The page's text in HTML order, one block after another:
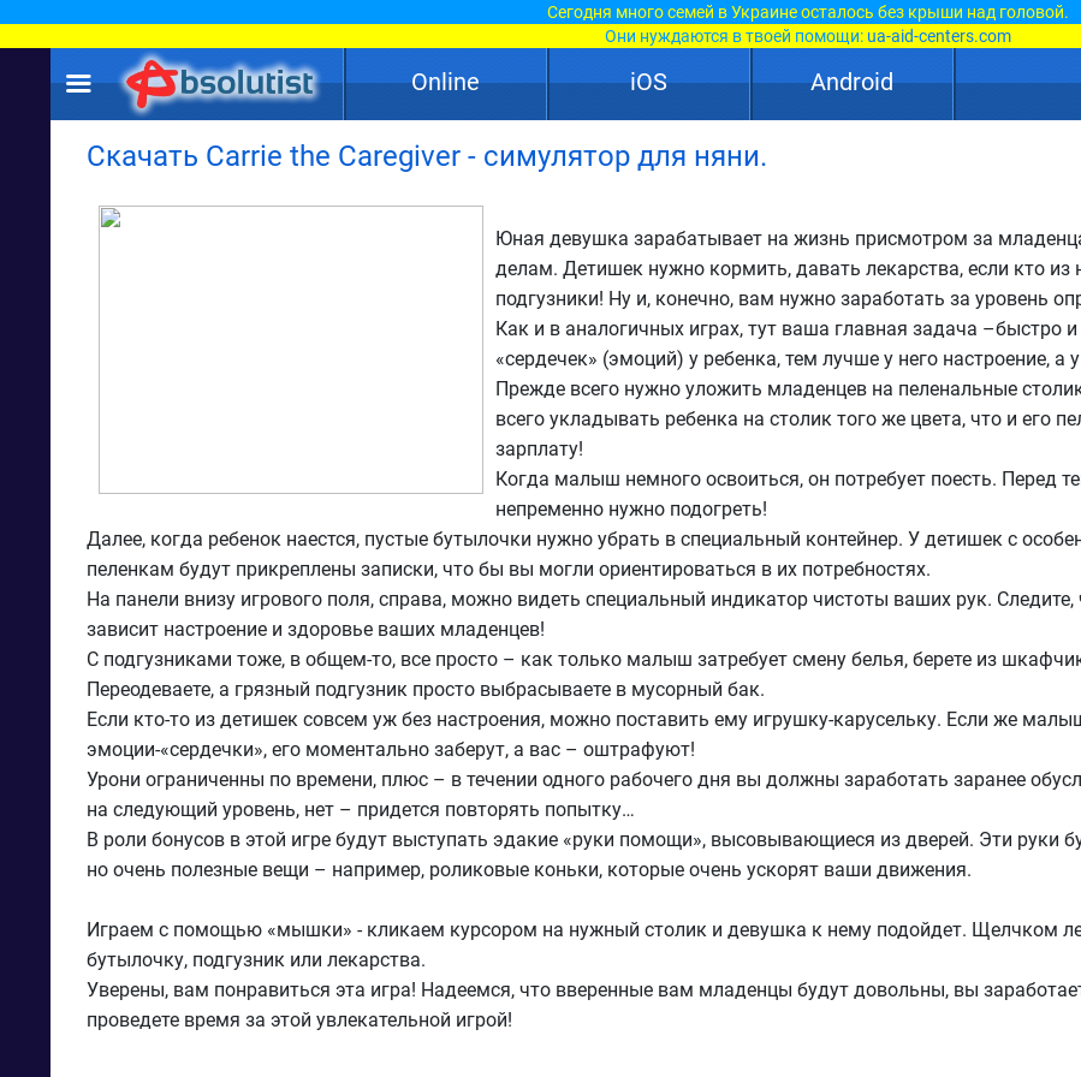
Сегодня много семей в Украине осталось без крыши над головой.
Они нуждаются в твоей помощи: ua-aid-centers.com
Online iOS Android
Скачать Carrie the Caregiver - симулятор для няни.
Юная девушка зарабатывает на жизнь присмотром за
делам. Детишек нужно кормить, давать лекарства, если кто из
подгузники! Ну и, конечно, вам нужно заработать за уровень
Как и в аналогичных играх, тут ваша главная задача –быстро
«сердечек» (эмоций) у ребенка, тем лучше у него настроение, а
Прежде всего нужно уложить младенцев на пеленальные
всего укладывать ребенка на столик того же цвета, что и его
зарплату!
Когда малыш немного освоиться, он потребует поесть. Перед
непременно нужно подогреть!
Далее, когда ребенок наестся, пустые бутылочки нужно убрать в специальный контейнер. У детишек с
пеленкам будут прикреплены записки, что бы вы могли ориентироваться в их потребностях.
На панели внизу игрового поля, справа, можно видеть специальный индикатор чистоты ваших рук.
зависит настроение и здоровье ваших младенцев!
С подгузниками тоже, в общем-то, все просто – как только малыш затребует смену белья, берете из
Переодеваете, а грязный подгузник просто выбрасываете в мусорный бак.
Если кто-то из детишек совсем уж без настроения, можно поставить ему игрушку-карусельку. Если же
эмоции-«сердечки», его моментально заберут, а вас – оштрафуют!
Урони ограниченны по времени, плюс – в течении одного рабочего дня вы должны заработать заранее
на следующий уровень, нет – придется повторять попытку…
В роли бонусов в этой игре будут выступать эдакие «руки помощи», высовывающиеся из дверей. Эти руки
но очень полезные вещи – например, роликовые коньки, которые очень ускорят ваши движения.
Играем с помощью «мышки» - кликаем курсором на нужный столик и девушка к нему подойдет. Щелчком
бутылочку, подгузник или лекарства.
Уверены, вам понравиться эта игра! Надеемся, что вверенные вам младенцы будут довольны, вы
проведете время за этой увлекательной игрой!